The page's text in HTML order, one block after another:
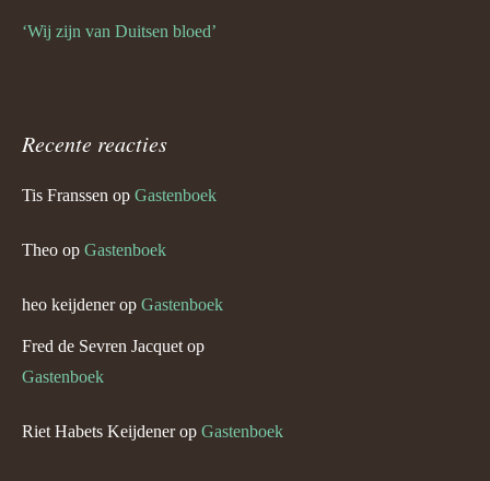
‘Wij zijn van Duitsen bloed’
Recente reacties
Tis Franssen op Gastenboek
Theo op Gastenboek
heo keijdenerop Gastenboek
Fred de Sevren Jacquet op
Gastenboek
Riet Habets Keijdenerop Gastenboek